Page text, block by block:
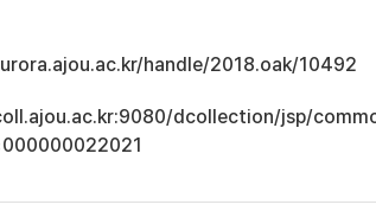
handle/2018.oak/10492
dcollection/jsp/